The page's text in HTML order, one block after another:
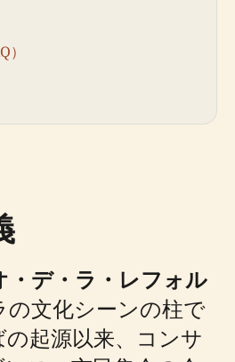
・デ・ラ・レフォル
の文化シーンの柱で
起源以来、コンサ